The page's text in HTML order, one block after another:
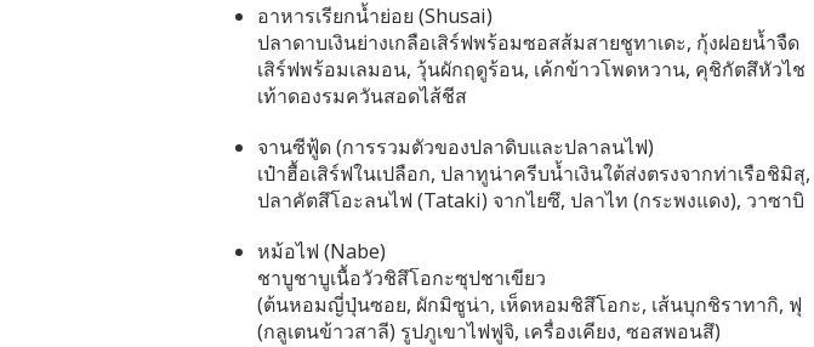
อาหารเรียกน้ำย่อย (Shusai)
ปลาดาบเงินย่างเกลือเสิร์ฟพร้อมซอสส้มสายชูทาเดะ, กุ้งฝอยน้ำจืด
เสิร์ฟพร้อมเลมอน, วุ้นผักฤดูร้อน, เค้กข้าวโพดหวาน, คุชิกัตสึหัวไช
เท้าดองรมควันสอดไส้ชีส
จานซีฟู้ด (การรวมตัวของปลาดิบและปลาลนไฟ)
เป๋าฮื้อเสิร์ฟในเปลือก, ปลาทูน่าครีบน้ำเงินใต้ส่งตรงจากท่าเรือชิมิสุ,
ปลาคัตสึโอะลนไฟ (Tataki) จากไยซึ, ปลาไท (กระพงแดง), วาซาบิ
หม้อไฟ (Nabe)
ชาบูชาบูเนื้อวัวชิสึโอกะซุปชาเขียว
(ต้นหอมญี่ปุ่นซอย, ผักมิซูน่า, เห็ดหอมชิสึโอกะ, เส้นบุกชิราทากิ, ฟุ
(กลูเตนข้าวสาลี) รูปภูเขาไฟฟูจิ, เครื่องเคียง, ซอสพอนสึ)